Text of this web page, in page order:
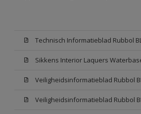
Technisch Informatieblad Rubbol